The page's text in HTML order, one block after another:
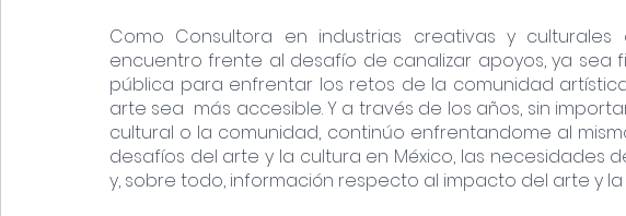
Como Consultora en industrias creativas y culturales
encuentro frente al desafío de canalizar apoyos, ya sea
pública para enfrentar los retos de la comunidad
arte sea  más accesible. Y a través de los años, sin
cultural o la comunidad, continúo enfrentandome al
desafíos del arte y la cultura en México, las necesidades
y, sobre todo, información respecto al impacto del arte y